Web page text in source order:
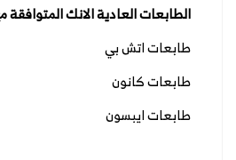
الطابعات العادية الانك المتوافقة
طابعات اتش بي
طابعات كانون
طابعات ايبسون